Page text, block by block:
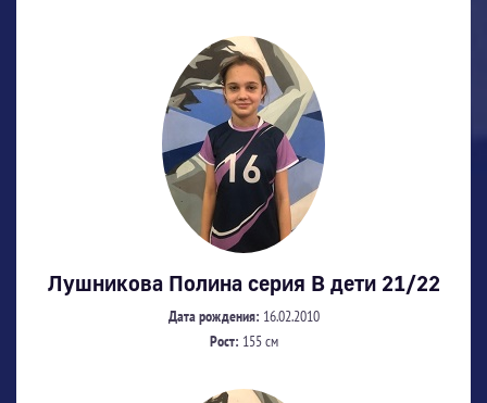
Лушникова Полина серия В дети 21/22
Дата рождения: 16.02.2010
Рост: 155 см